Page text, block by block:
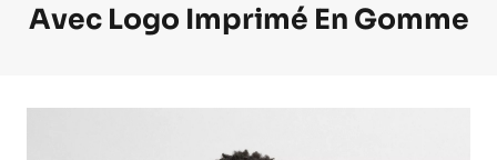
Avec Logo Imprimé En Gomme